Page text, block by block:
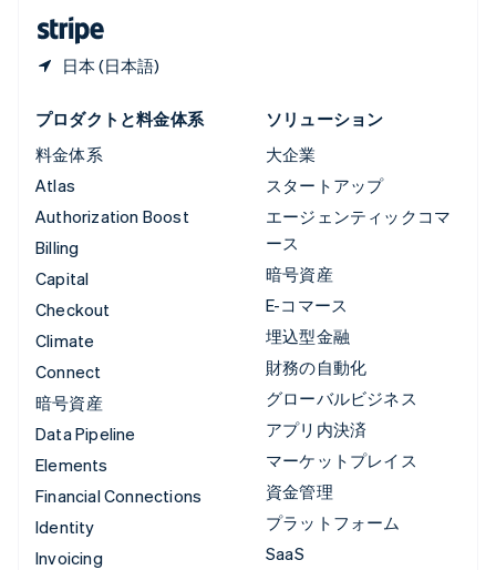
日本 (日本語)
プロダクトと料金体系
料金体系
Atlas
Authorization Boost
Billing
Capital
Checkout
Climate
Connect
暗号資産
Data Pipeline
Elements
Financial Connections
Identity
Invoicing
ソリューション
大企業
スタートアップ
エージェンティックコマ
ース
暗号資産
E-コマース
埋込型金融
財務の自動化
グローバルビジネス
アプリ内決済
マーケットプレイス
資金管理
プラットフォーム
SaaS